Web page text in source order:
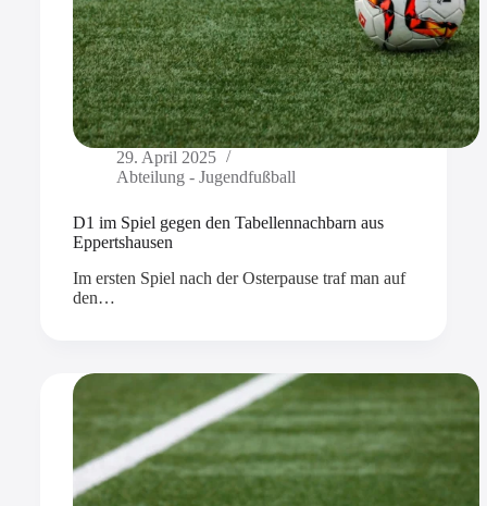
29. April 2025
Abteilung - Jugendfußball
D1 im Spiel gegen den Tabellennachbarn aus
Eppertshausen
Im ersten Spiel nach der Osterpause traf man auf
den…